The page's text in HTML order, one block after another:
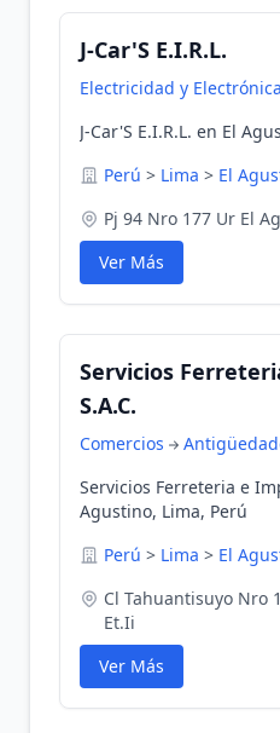
J-Car'S E.I.R.L.
Electricidad y Electrónica
J-Car'S E.I.R.L. en El
Perú > Lima > El
Pj 94 Nro 177 Ur El
Ver Más
Servicios
S.A.C.
Comercios
Servicios Ferreteria e
Agustino, Lima, Perú
Perú > Lima > El
Cl Tahuantisuyo Nro
Et.Ii
Ver Más